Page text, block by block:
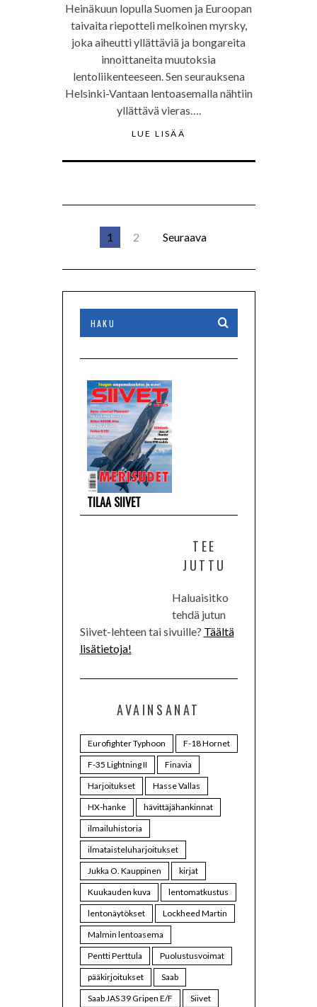
Heinäkuun lopulla Suomen ja Euroopan
taivaita riepotteli melkoinen myrsky,
joka aiheutti yllättäviä ja bongareita
innoittaneita muutoksia
lentoliikenteeseen. Sen seurauksena
Helsinki-Vantaan lentoasemalla nähtiin
yllättävä vieras….
LUE LISÄÄ
1 2 Seuraava
TILAA SIIVET
TEE
JUTTU
Haluaisitko
tehdä jutun
Siivet-lehteen tai sivuille? Täältä
lisätietoja!
AVAINSANAT
Eurofighter Typhoon
F-18 Hornet
F-35 Lightning II
Finavia
Harjoitukset
Hasse Vallas
HX-hanke
hävittäjähankinnat
ilmailuhistoria
ilmataisteluharjoitukset
Jukka O. Kauppinen
kirjat
Kuukauden kuva
lentomatkustus
lentonäytökset
Lockheed Martin
Malmin lentoasema
Pentti Perttula
Puolustusvoimat
pääkirjoitukset
Saab
Saab JAS 39 Gripen E/F
Siivet